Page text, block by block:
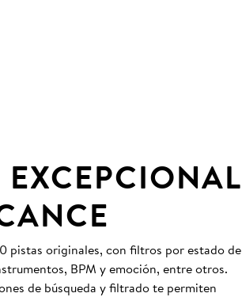
pistas originales, con filtros por estado de
BPM y emoción, entre otros.
de búsqueda y filtrado te permiten